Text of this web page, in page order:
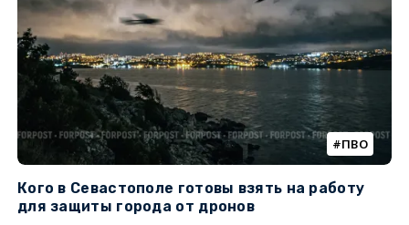
ПВО
Кого в Севастополе готовы взять на работу
для защиты города от дронов